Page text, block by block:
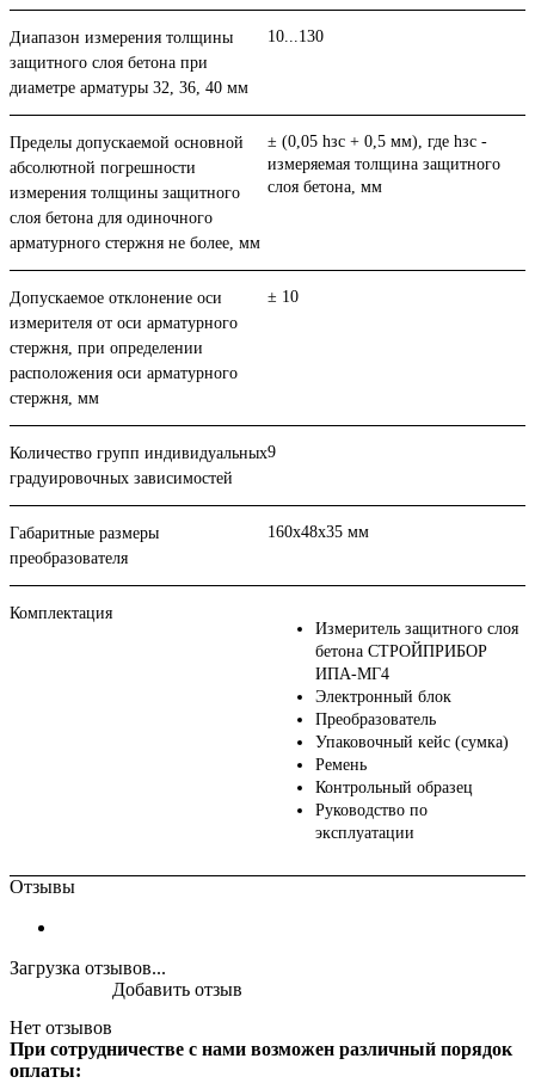
Диапазон измерения толщины
защитного слоя бетона при
диаметре арматуры 32, 36, 40 мм
10...130
Пределы допускаемой основной
абсолютной погрешности
измерения толщины защитного
слоя бетона для одиночного
арматурного стержня не более, мм
± (0,05 hзс + 0,5 мм), где hзс -
измеряемая толщина защитного
слоя бетона, мм
Допускаемое отклонение оси
измерителя от оси арматурного
стержня, при определении
расположения оси арматурного
стержня, мм
± 10
Количество групп индивидуальных
градуировочных зависимостей
9
Габаритные размеры
преобразователя
160х48х35 мм
Комплектация
Измеритель защитного слоя
бетона СТРОЙПРИБОР
ИПА-МГ4
Электронный блок
Преобразователь
Упаковочный кейс (сумка)
Ремень
Контрольный образец
Руководство по
эксплуатации
Отзывы
Загрузка отзывов...
Нет отзывов
Добавить отзыв
При сотрудничестве с нами возможен различный порядок
оплаты: